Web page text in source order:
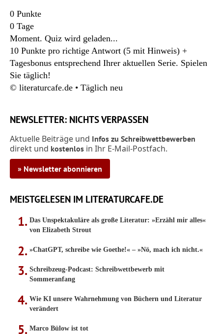
0 Punkte
0 Tage
Moment. Quiz wird geladen...
10 Punkte pro richtige Antwort (5 mit Hinweis) +
Tagesbonus entsprechend Ihrer aktuellen Serie. Spielen
Sie täglich!
© literaturcafe.de • Täglich neu
NEWSLETTER: NICHTS VERPASSEN
Aktuelle Beiträge und Infos zu Schreibwettbewerben
direkt und kostenlos in Ihr E-Mail-Postfach.
» Newsletter abonnieren
MEISTGELESEN IM LITERATURCAFE.DE
Das Unspektakuläre als große Literatur: »Erzähl mir alles«
von Elizabeth Strout
»ChatGPT, schreibe wie Goethe!« – »Nö, mach ich nicht.«
Schreibzeug-Podcast: Schreibwettbewerb mit
Sommeranfang
Wie KI unsere Wahrnehmung von Büchern und Literatur
verändert
Marco Bülow ist tot